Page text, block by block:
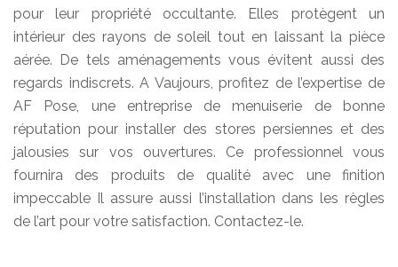
pour leur propriété occultante. Elles protègent un
intérieur des rayons de soleil tout en laissant la pièce
aérée. De tels aménagements vous évitent aussi des
regards indiscrets. A Vaujours, profitez de l’expertise de
AF Pose, une entreprise de menuiserie de bonne
réputation pour installer des stores persiennes et des
jalousies sur vos ouvertures. Ce professionnel vous
fournira des produits de qualité avec une finition
impeccable Il assure aussi l’installation dans les règles
de l’art pour votre satisfaction. Contactez-le.